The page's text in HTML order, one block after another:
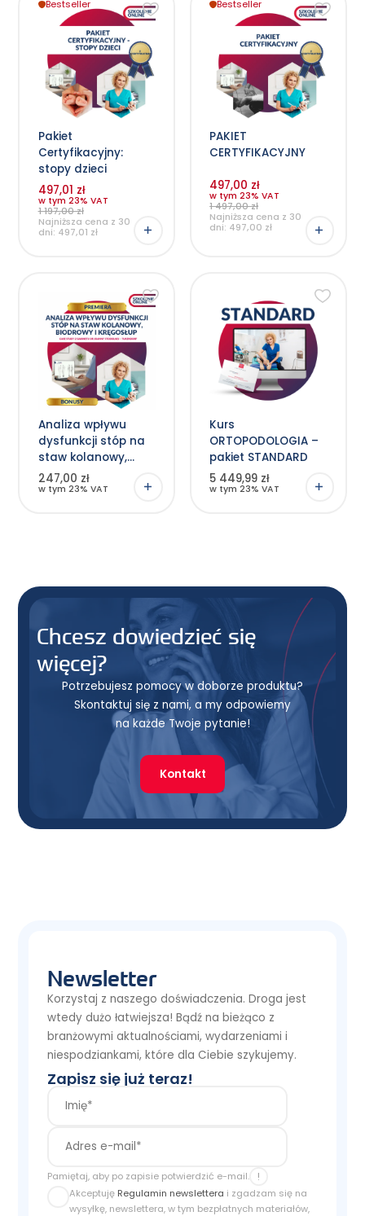
Pakiet
Certyfikacyjny:
stopy dzieci
497,01 zł
w tym 23% VAT
1 197,00 zł
Najniższa cena z 30
dni: 497,01 zł
Bestseller
PAKIET
CERTYFIKACYJNY
497,00 zł
w tym 23% VAT
1 497,00 zł
Najniższa cena z 30
dni: 497,00 zł
Bestseller
Analiza wpływu
dysfunkcji stóp na
staw kolanowy,
biodrowy i kręgosłup
– case study z
247,00 zł
w tym 23% VAT
Kurs
ORTOPODOLOGIA –
pakiet STANDARD
5 449,99 zł
w tym 23% VAT
Chcesz dowiedzieć się
więcej?
Potrzebujesz pomocy w doborze produktu?
Skontaktuj się z nami, a my odpowiemy
na każde Twoje pytanie!
Kontakt
Newsletter
Korzystaj z naszego doświadczenia. Droga jest
wtedy dużo łatwiejsza! Bądź na bieżąco z
branżowymi aktualnościami, wydarzeniami i
niespodziankami, które dla Ciebie szykujemy.
Zapisz się już teraz!
Pamiętaj, aby po zapisie potwierdzić e-mail. !
Akceptuję Regulamin newslettera i zgadzam się na
wysyłkę, newslettera, w tym bezpłatnych materiałów,